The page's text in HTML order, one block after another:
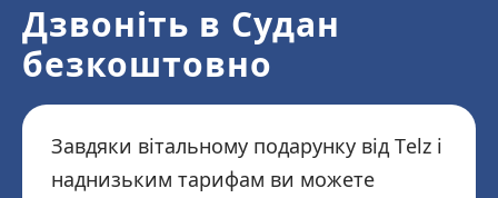
Дзвоніть в Судан
безкоштовно
Завдяки вітальному подарунку від Telz і
наднизьким тарифам ви можете